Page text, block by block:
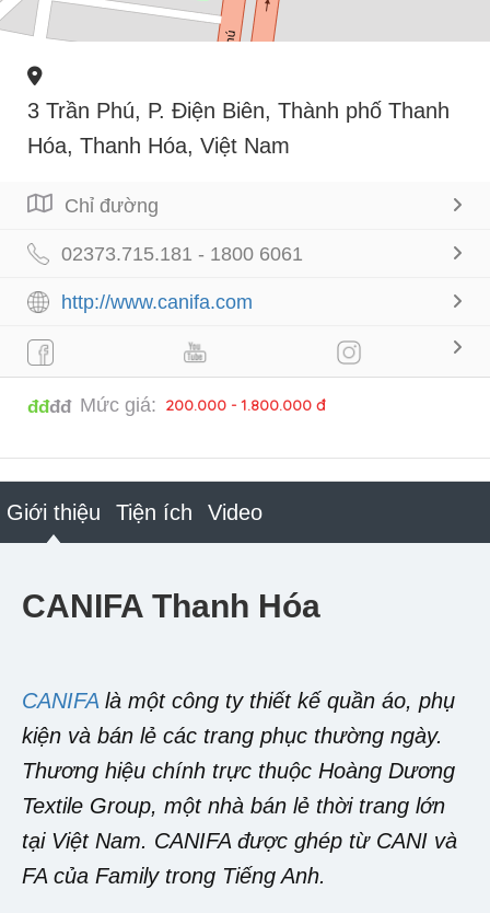
3 Trần Phú, P. Điện Biên, Thành phố Thanh
Hóa, Thanh Hóa, Việt Nam
Chỉ đường
02373.715.181 - 1800 6061
http://www.canifa.com
đđđđ Mức giá: 200.000 - 1.800.000 đ
Giới thiệu Tiện ích Video
CANIFA Thanh Hóa
CANIFA là một công ty thiết kế quần áo, phụ
kiện và bán lẻ các trang phục thường ngày.
Thương hiệu chính trực thuộc Hoàng Dương
Textile Group, một nhà bán lẻ thời trang lớn
tại Việt Nam. CANIFA được ghép từ CANI và
FA của Family trong Tiếng Anh.